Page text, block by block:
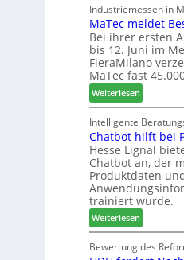
r
e
r
r
P
l
a
n
t
a
g
F
r
ä
s
e
r
u
n
d
-
V
e
r
b
i
n
e
e
C
a
r
e
-
A
k
t
i
o
n
s
w
o
c
h
e
Industriemessen in
MaTec meldet
Bei ihrer ersten
bis 12. Juni im
FieraMilano
MaTec fast
Weiterlesen:
M
a
T
e
c
m
e
l
d
e
t
Intelligente
Chatbot hilft bei
Hesse Lignal
Chatbot an, der
Produktdaten
trainiert wurde.
Weiterlesen:
C
h
Bewertung des